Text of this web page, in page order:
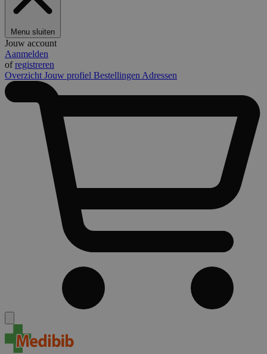
Menu sluiten
Jouw account
Aanmelden
ofregistreren
Overzicht Jouw profiel Bestellingen Adressen